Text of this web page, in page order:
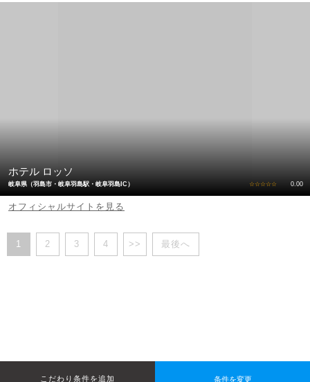
ホテル ロッソ
岐阜県（羽島市・岐阜羽島駅・岐阜羽島IC） ☆☆☆☆☆ 0.00
オフィシャルサイトを見る
1 2 3 4 >> 最後へ
条件を変更